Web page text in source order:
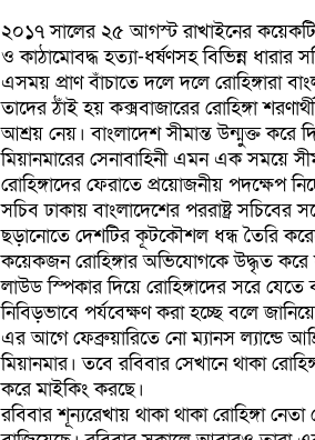
২০১৭ সালের ২৫ আগস্ট রাখাইনের কয়েকটি
ও কাঠামোবদ্ধ হত্যা-ধর্ষণসহ বিভিন্ন ধারার
এসময় প্রাণ বাঁচাতে দলে দলে রোহিঙ্গারা
তাদের ঠাঁই হয় কক্সবাজারের রোহিঙ্গা
আশ্রয় নেয়। বাংলাদেশ সীমান্ত উন্মুক্ত করে
মিয়ানমারের সেনাবাহিনী এমন এক সময়ে
রোহিঙ্গাদের ফেরাতে প্রয়োজনীয় পদক্ষেপ
সচিব ঢাকায় বাংলাদেশের পররাষ্ট্র
ছড়ানোতে দেশটির কূটকৌশল ধন্ধ তৈরি
কয়েকজন রোহিঙ্গার অভিযোগকে উদ্ধৃত করে
লাউড স্পিকার দিয়ে রোহিঙ্গাদের সরে যেতে
নিবিড়ভাবে পর্যবেক্ষণ করা হচ্ছে বলে
এর আগে ফেব্রুয়ারিতে নো ম্যানস ল্যান্ডে
মিয়ানমার। তবে রবিবার সেখানে থাকা
করে মাইকিং করছে।
রবিবার শূন্যরেখায় থাকা থাকা রোহিঙ্গা